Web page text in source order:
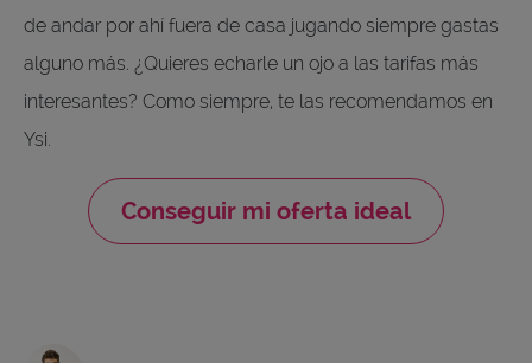
de andar por ahí fuera de casa jugando siempre gastas
alguno más. ¿Quieres echarle un ojo a las tarifas más
interesantes? Como siempre, te las recomendamos en
Ysi.
Conseguir mi oferta ideal